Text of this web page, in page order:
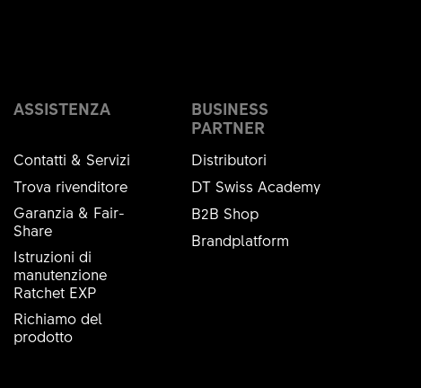
ASSISTENZA
Contatti & Servizi
Trova rivenditore
Garanzia & Fair-
Share
Istruzioni di
manutenzione
Ratchet EXP
Richiamo del
prodotto
BUSINESS
PARTNER
Distributori
DT Swiss Academy
B2B Shop
Brandplatform